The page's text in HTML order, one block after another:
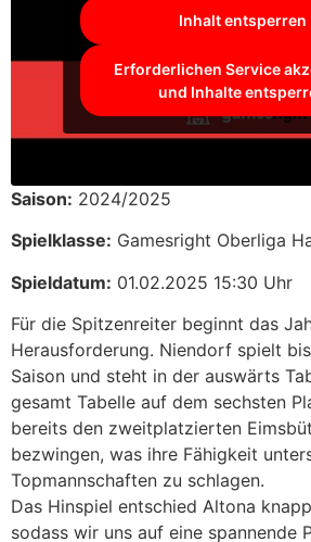
Inhalt entsperren
Erforderlichen Service
und Inhalte
Saison: 2024/2025
Spielklasse: Gamesright Oberliga
Spieldatum: 01.02.2025 15:30 Uhr
Für die Spitzenreiter beginnt das
Herausforderung. Niendorf spielt
Saison und steht in der auswärts
gesamt Tabelle auf dem sechsten
bereits den zweitplatzierten
bezwingen, was ihre Fähigkeit
Topmannschaften zu schlagen.
Das Hinspiel entschied Altona
sodass wir uns auf eine spannende